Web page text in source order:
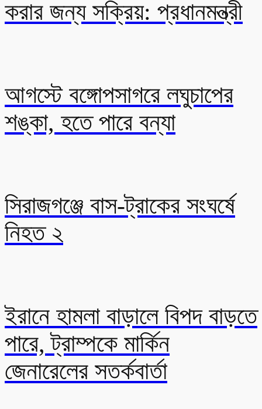
করার জন্য সক্রিয়: প্রধানমন্ত্রী
আগস্টে বঙ্গোপসাগরে লঘুচাপের
শঙ্কা, হতে পারে বন্যা
সিরাজগঞ্জে বাস-ট্রাকের সংঘর্ষে
নিহত ২
ইরানে হামলা বাড়ালে বিপদ বাড়তে
পারে, ট্রাম্পকে মার্কিন
জেনারেলের সতর্কবার্তা